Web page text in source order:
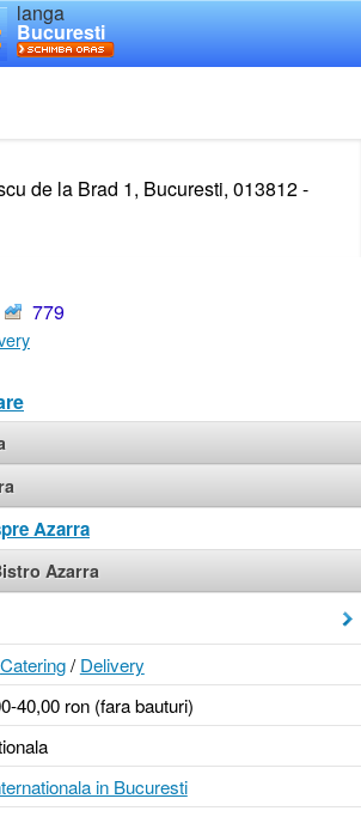
langa
Bucuresti
de la Brad 1, Bucuresti, 013812 -
779
Azarra
Azarra
Catering/Delivery
40,00 ron (fara bauturi)
in Bucuresti